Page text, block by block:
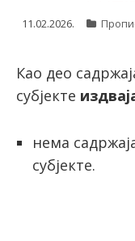
Подаци
Линкови
Претплата
11.02.2026.
Као део
субјекте
нема
субјекте.